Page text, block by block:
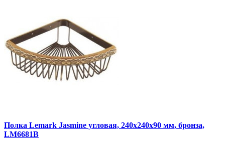
Полка Lemark Jasmine угловая, 240х240х90 мм, бронза,
LM6681B